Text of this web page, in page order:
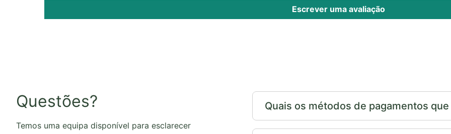
Escrever uma avaliação
Questões?
Temos uma equipa disponível para esclarecer
Quais os métodos de pagamentos